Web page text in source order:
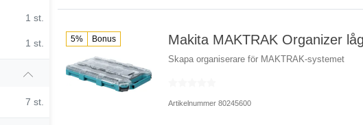
1 st.
1 st.
7 st.
5% Bonus Makita MAKTRAK Organizer
Skapa organiserare för MAKTRAK-systemet
Artikelnummer 80245600